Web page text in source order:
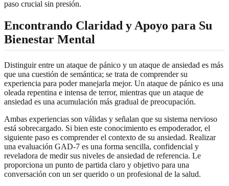
paso crucial sin presión.
Encontrando Claridad y Apoyo para Su
Bienestar Mental
Distinguir entre un ataque de pánico y un ataque de ansiedad es más
que una cuestión de semántica; se trata de comprender su
experiencia para poder manejarla mejor. Un ataque de pánico es una
oleada repentina e intensa de terror, mientras que un ataque de
ansiedad es una acumulación más gradual de preocupación.
Ambas experiencias son válidas y señalan que su sistema nervioso
está sobrecargado. Si bien este conocimiento es empoderador, el
siguiente paso es comprender el contexto de su ansiedad. Realizar
una evaluación GAD-7 es una forma sencilla, confidencial y
reveladora de medir sus niveles de ansiedad de referencia. Le
proporciona un punto de partida claro y objetivo para una
conversación con un ser querido o un profesional de la salud.